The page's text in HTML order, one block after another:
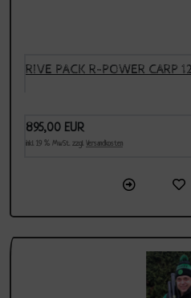
RIVE PACK R-POWER CARP
895,00 EUR
inkl. 19 % MwSt. zzgl. Versandkosten